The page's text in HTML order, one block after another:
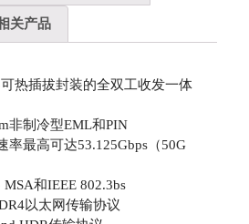
关产品
可热插拔封装的全双工收发一体
非制冷型EML和PIN
率最高可达53.125Gbps（50G
MSA和IEEE 802.3bs
以太网传输协议